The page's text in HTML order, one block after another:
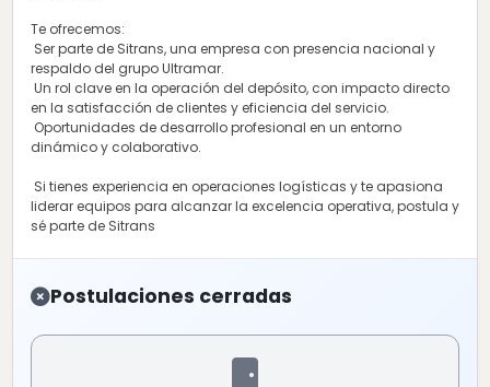
Te ofrecemos:
Ser parte de Sitrans, una empresa con presencia nacional y
respaldo del grupo Ultramar.
Un rol clave en la operación del depósito, con impacto directo
en la satisfacción de clientes y eficiencia del servicio.
Oportunidades de desarrollo profesional en un entorno
dinámico y colaborativo.
Si tienes experiencia en operaciones logísticas y te apasiona
liderar equipos para alcanzar la excelencia operativa, postula y
sé parte de Sitrans
Postulaciones cerradas